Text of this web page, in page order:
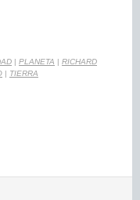
| PLANETA | RICHARD
| TIERRA